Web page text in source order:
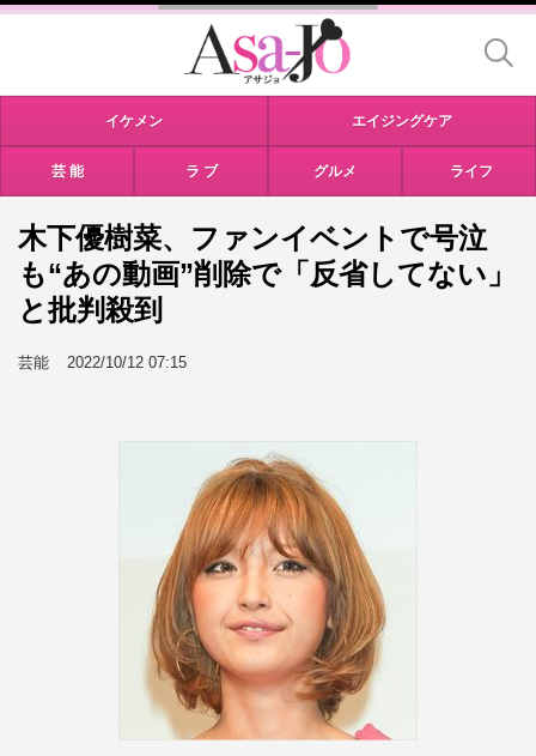
イケメン エイジングケア
芸 能 ラ ブ グルメ ライフ
木下優樹菜、ファンイベントで号泣
も“あの動画”削除で「反省してない」
と批判殺到
芸能 2022/10/12 07:15